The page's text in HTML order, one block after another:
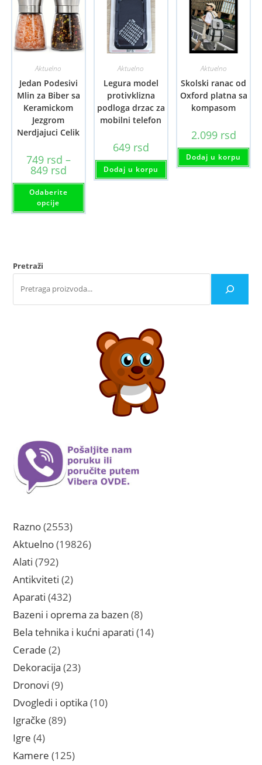
Aktuelno
Jedan Podesivi
Mlin za Biber sa
Keramickom
Jezgrom
Nerdjajuci Celik
749 rsd –
849 rsdRaspon
cena:
od
749 rsd
849 rsd
Odaberite
opcije
Ovaj
proizvoda.
Aktuelno
Legura model
protivklizna
podloga drzac za
mobilni telefon
649 rsd
Dodaj u korpu
Aktuelno
Skolski ranac od
Oxford platna sa
kompasom
2.099 rsd
Dodaj u korpu
Pretraži
Razno 25532553
proizvoda
Aktuelno 1982619826
Alati 792792
proizvoda
Antikviteti 22
proizvoda
Aparati 432432
proizvoda
Bazeni i oprema za bazen 88
proizvoda
Bela tehnika i kućni aparati 1414
Cerade 22
proizvoda
Dekoracija 2323
Dronovi 99
proizvoda
Dvogledi i optika 1010
Igračke 8989
Igre 44
proizvoda
Kamere 125125